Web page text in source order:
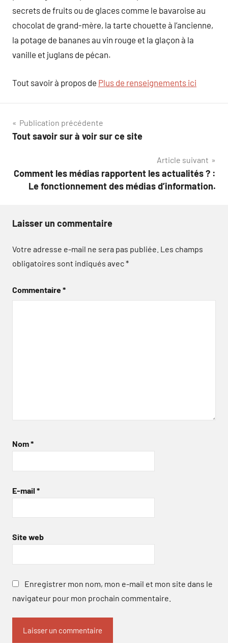
secrets de fruits ou de glaces comme le bavaroise au
chocolat de grand-mère, la tarte chouette à l’ancienne,
la potage de bananes au vin rouge et la glaçon à la
vanille et juglans de pécan.
Tout savoir à propos de Plus de renseignements ici
Navigation
de
Publication précédente
Tout savoir sur à voir sur ce site
Article suivant
Comment les médias rapportent les actualités ? :
Le fonctionnement des médias d’information.
Laisser un commentaire
Votre adresse e-mail ne sera pas publiée. Les champs
obligatoires sont indiqués avec*
Commentaire*
Nom*
E-mail *
Site web
Enregistrer mon nom, mon e-mail et mon site dans le
navigateur pour mon prochain commentaire.